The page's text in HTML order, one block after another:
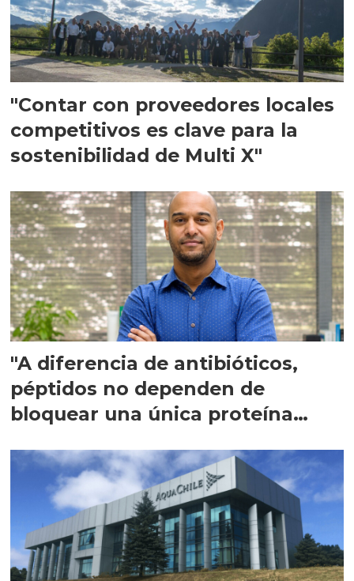
"Contar con proveedores locales
competitivos es clave para la
sostenibilidad de Multi X"
"A diferencia de antibióticos,
péptidos no dependen de
bloquear una única proteína